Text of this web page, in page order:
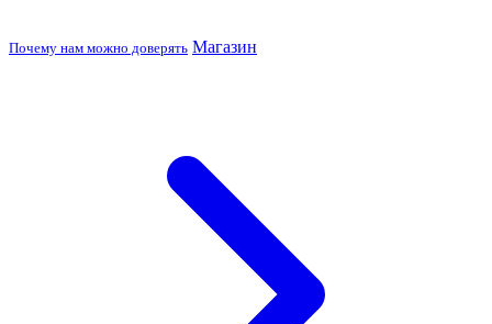
Почему нам можно доверять Магазин